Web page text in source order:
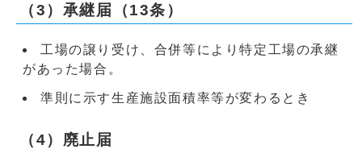
（3）承継届（13条）
工場の譲り受け、合併等により特定工場の承継
があった場合。
準則に示す生産施設面積率等が変わるとき
（4）廃止届